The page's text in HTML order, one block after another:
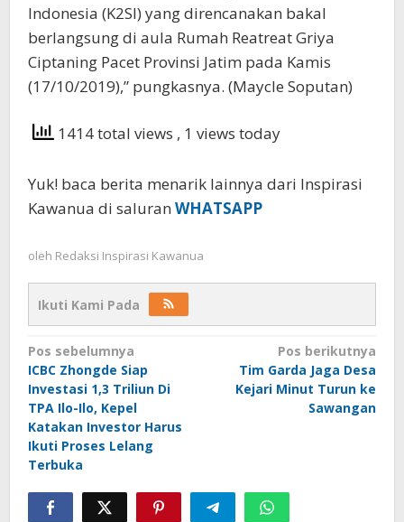
Indonesia (K2SI) yang direncanakan bakal
berlangsung di aula Rumah Reatreat Griya
Ciptaning Pacet Provinsi Jatim pada Kamis
(17/10/2019),” pungkasnya. (Maycle Soputan)
1414 total views , 1 views today
Yuk! baca berita menarik lainnya dari Inspirasi
Kawanua di saluran WHATSAPP
oleh Redaksi Inspirasi Kawanua
Ikuti Kami Pada
Navigasi
pos
Pos sebelumnya
ICBC Zhongde Siap
Investasi 1,3 Triliun Di
TPA Ilo-Ilo, Kepel
Katakan Investor Harus
Ikuti Proses Lelang
Terbuka
Pos berikutnya
Tim Garda Jaga Desa
Kejari Minut Turun ke
Sawangan